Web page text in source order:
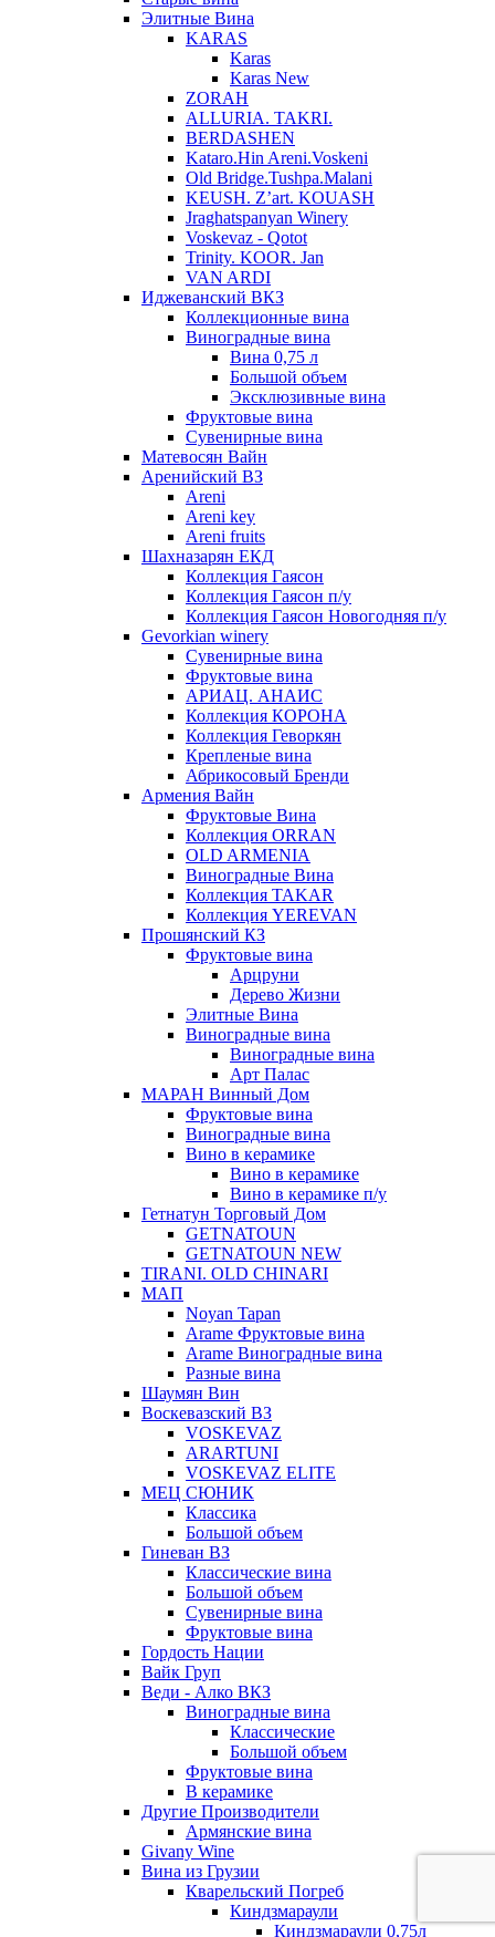
Элитные Вина
KARAS
Karas
Karas New
ZORAH
ALLURIA. TAKRI.
BERDASHEN
Kataro.Hin Areni.Voskeni
Old Bridge.Tushpa.Malani
KEUSH. Z’art. KOUASH
Jraghatspanyan Winery
Voskevaz - Qotot
Trinity. KOOR. Jan
VAN ARDI
Иджеванский ВКЗ
Коллекционные вина
Виноградные вина
Вина 0,75 л
Большой объем
Эксклюзивные вина
Фруктовые вина
Cувенирные вина
Матевосян Вайн
Аренийский ВЗ
Areni
Areni key
Areni fruits
Шахназарян ЕКД
Коллекция Гаясон
Коллекция Гаясон п/у
Коллекция Гаясон Новогодняя п/у
Gevorkian winery
Сувенирные вина
Фруктовые вина
АРИАЦ. АНАИС
Коллекция КОРОНА
Коллекция Геворкян
Крепленые вина
Абрикосовый Бренди
Армения Вайн
Фруктовые Вина
Коллекция ORRAN
OLD ARMENIA
Виноградные Вина
Коллекция TAKAR
Коллекция YEREVAN
Прошянский КЗ
Фруктовые вина
Арцруни
Дерево Жизни
Элитные Вина
Виноградные вина
Виноградные вина
Арт Палас
МАРАН Винный Дом
Фруктовые вина
Виноградные вина
Вино в керамике
Вино в керамике
Вино в керамике п/у
Гетнатун Торговый Дом
GETNATOUN
GETNATOUN NEW
TIRANI. OLD CHINARI
МАП
Noyan Tapan
Arame Фруктовые вина
Arame Виноградные вина
Разные вина
Шаумян Вин
Воскевазский ВЗ
VOSKEVAZ
ARARTUNI
VOSKEVAZ ELITE
МЕЦ СЮНИК
Классика
Большой объем
Гиневан ВЗ
Классические вина
Большой объем
Сувенирные вина
Фруктовые вина
Гордость Нации
Вайк Груп
Веди - Алко ВКЗ
Виноградные вина
Классические
Большой объем
Фруктовые вина
В керамике
Другие Производители
Армянские вина
Givany Wine
Вина из Грузии
Кварельский Погреб
Киндзмараули
Киндзмараули 0,75л